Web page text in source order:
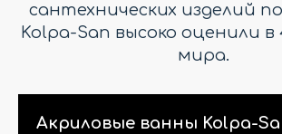
сантехнических изделий
Kolpa-San высоко оценили
мира.
Акриловые ванны Kolpa-